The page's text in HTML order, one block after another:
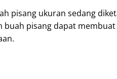
pisang ukuran sedang
pisang dapat